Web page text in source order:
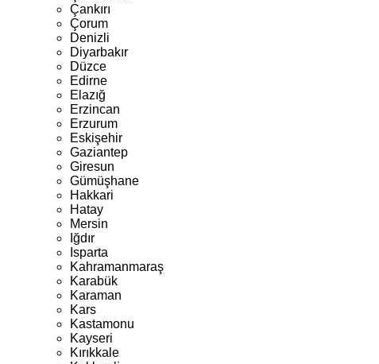
Çankırı
Çorum
Denizli
Diyarbakır
Düzce
Edirne
Elazığ
Erzincan
Erzurum
Eskişehir
Gaziantep
Giresun
Gümüşhane
Hakkari
Hatay
Mersin
Iğdır
Isparta
Kahramanmaraş
Karabük
Karaman
Kars
Kastamonu
Kayseri
Kırıkkale